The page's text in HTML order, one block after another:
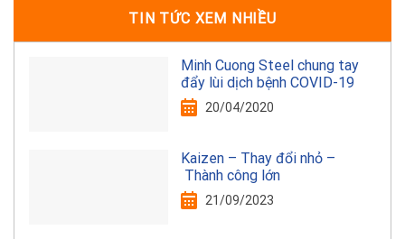
TIN TỨC XEM NHIỀU
Minh Cuong Steel chung tay
đẩy lùi dịch bệnh COVID-19
20/04/2020
Kaizen – Thay đổi nhỏ –
Thành công lớn
21/09/2023